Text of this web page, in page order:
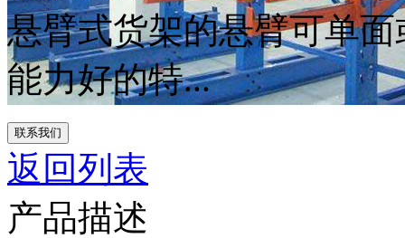
悬臂式货架的悬臂可单
能力好的特...
联系我们
返回列表
产品描述